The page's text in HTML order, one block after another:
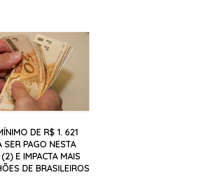
DE R$ 1. 621
SER PAGO NESTA
E IMPACTA MAIS
DE BRASILEIROS